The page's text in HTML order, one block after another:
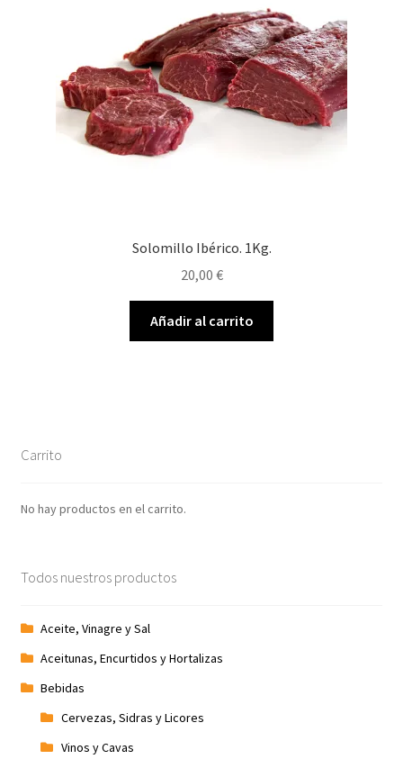
Solomillo Ibérico. 1Kg.
20,00 €
Añadir al carrito
Carrito
No hay productos en el carrito.
Todos nuestros productos
Aceite, Vinagre y Sal
Aceitunas, Encurtidos y Hortalizas
Bebidas
Cervezas, Sidras y Licores
Vinos y Cavas